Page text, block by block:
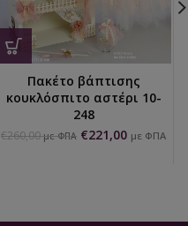
Πακέτο βάπτισης
κουκλόσπιτο αστέρι 10-
248
€260,00 με ΦΠΑ €221,00 με ΦΠΑ